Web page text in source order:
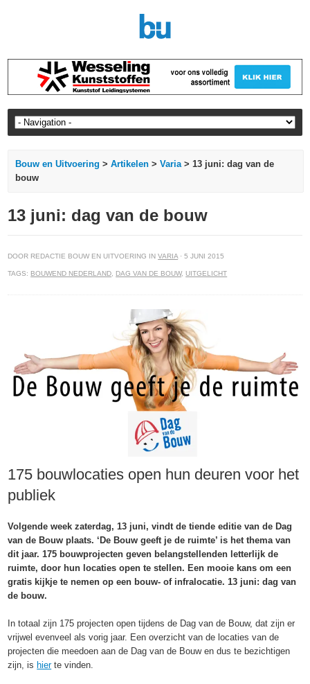
Bouw en Uitvoering >Artikelen >Varia> 13 juni: dag van de
bouw
13 juni: dag van de bouw
DOOR REDACTIE BOUW EN UITVOERING INVARIA· 5 JUNI 2015
TAGS: BOUWEND NEDERLAND, DAG VAN DE BOUW,UITGELICHT
175 bouwlocaties open hun deuren voor het
publiek
Volgende week zaterdag, 13 juni, vindt de tiende editie van de Dag
van de Bouw plaats. ‘De Bouw geeft je de ruimte’ is het thema van
dit jaar. 175 bouwprojecten geven belangstellenden letterlijk de
ruimte, door hun locaties open te stellen. Een mooie kans om een
gratis kijkje te nemen op een bouw- of infralocatie. 13 juni: dag van
de bouw.
In totaal zijn 175 projecten open tijdens de Dag van de Bouw, dat zijn er
vrijwel evenveel als vorig jaar. Een overzicht van de locaties van de
projecten die meedoen aan de Dag van de Bouw en dus te bezichtigen
zijn, is hierte vinden.